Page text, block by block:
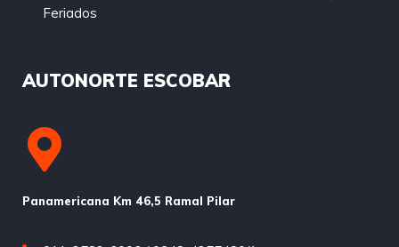
Feriados
AUTONORTE ESCOBAR
Panamericana Km 46,5 Ramal Pilar